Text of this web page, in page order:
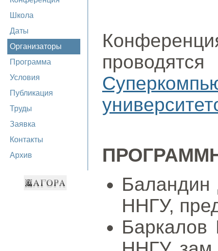
Школа
Даты
Организаторы
Программа
Условия
Публикация
Труды
Заявка
Контакты
Архив
Баландин
ННГУ,
Баркалов